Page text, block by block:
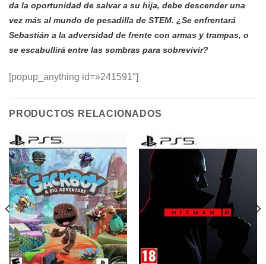
da la oportunidad de salvar a su hija, debe descender una
vez más al mundo de pesadilla de STEM. ¿Se enfrentará
Sebastián a la adversidad de frente con armas y trampas, o
se escabullirá entre las sombras para sobrevivir?
[popup_anything id=»241591″]
PRODUCTOS RELACIONADOS